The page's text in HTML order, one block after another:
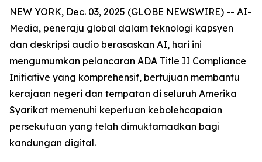
NEW YORK, Dec. 03, 2025 (GLOBE NEWSWIRE) -- AI-
Media, peneraju global dalam teknologi kapsyen
dan deskripsi audio berasaskan AI, hari ini
mengumumkan pelancaran ADA Title II Compliance
Initiative yang komprehensif, bertujuan membantu
kerajaan negeri dan tempatan di seluruh Amerika
Syarikat memenuhi keperluan kebolehcapaian
persekutuan yang telah dimuktamadkan bagi
kandungan digital.